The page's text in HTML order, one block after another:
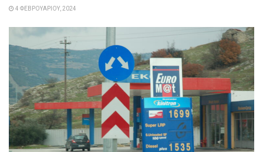
4 ΦΕΒΡΟΥΑΡΊΟΥ, 2024